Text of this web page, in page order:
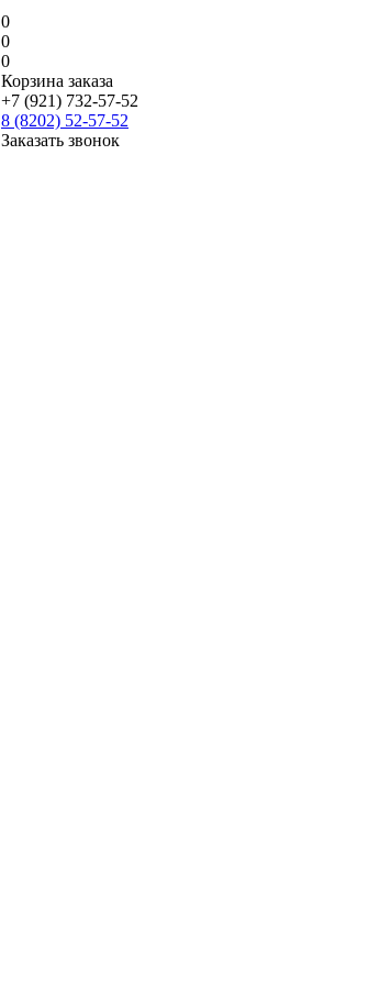
0
0
0
Корзина заказа
+7 (921) 732-57-52
8 (8202) 52-57-52
Заказать звонок